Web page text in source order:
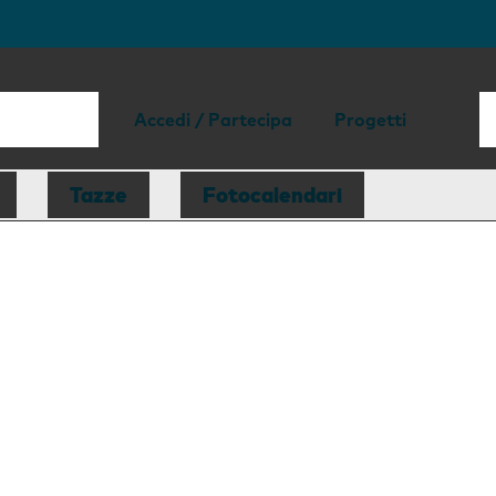
Accedi / Partecipa Progetti
Tazze Fotocalendari